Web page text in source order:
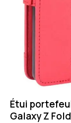
Étui
Galaxy Z